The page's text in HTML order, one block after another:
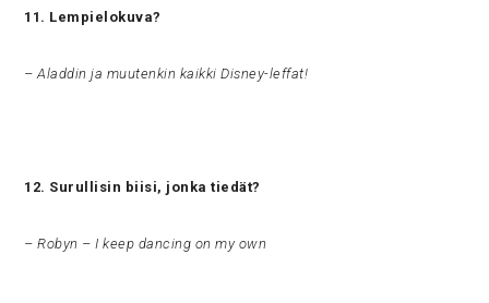
11. Lempielokuva?
– Aladdin ja muutenkin kaikki Disney-leffat!
12. Surullisin biisi, jonka tiedät?
– Robyn – I keep dancing on my own